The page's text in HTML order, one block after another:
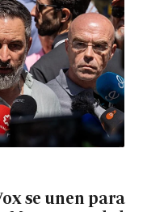
se unen para